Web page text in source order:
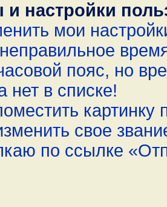
настройки
мои
пояс, но
нет в списке!
свое
по ссылке